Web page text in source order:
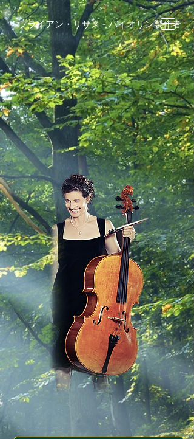
ブライアン・リサス - バイオリン製作者